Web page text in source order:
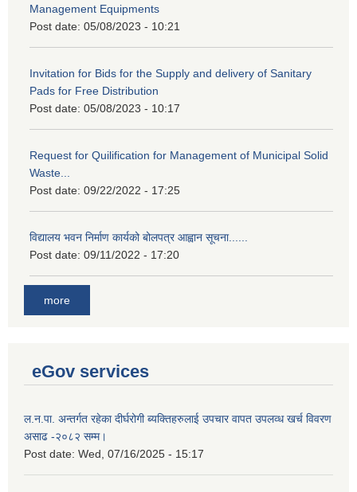
Management Equipments
Post date: 05/08/2023 - 10:21
Invitation for Bids for the Supply and delivery of Sanitary
Pads for Free Distribution
Post date: 05/08/2023 - 10:17
Request for Quilification for Management of Municipal Solid
Waste...
Post date: 09/22/2022 - 17:25
विद्यालय भवन निर्माण कार्यको बोलपत्र आह्वान सूचना......
Post date: 09/11/2022 - 17:20
more
eGov services
ल.न.पा. अन्तर्गत रहेका दीर्घरोगी ब्यक्तिहरुलाई उपचार वापत उपलव्ध खर्च विवरण
असाढ -२०८२ सम्म।
Post date: Wed, 07/16/2025 - 15:17